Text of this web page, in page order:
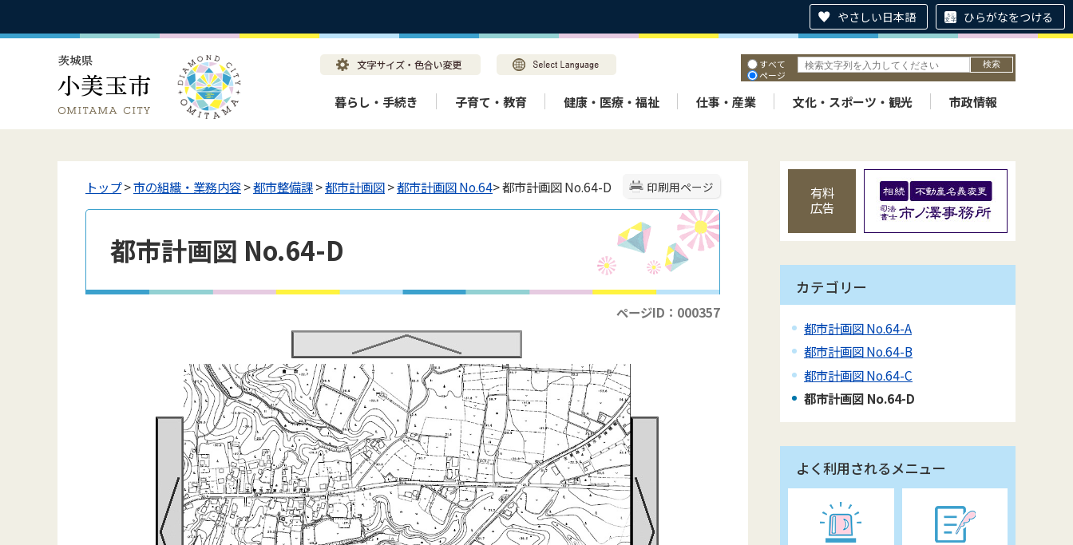
やさしい日本語 ひらがなをつける
すべて
ページ
暮らし・手続き 子育て・教育 健康・医療・福祉 仕事・産業 文化・スポーツ・観光 市政情報
印刷用ページ
トップ>市の組織・業務内容>都市整備課>都市計画図>都市計画図 No.64> 都市計画図 No.64-D
都市計画図 No.64-D
ページID：000357
有料
広告
カテゴリー
都市計画図 No.64-A
都市計画図 No.64-B
都市計画図 No.64-C
都市計画図 No.64-D
よく利用されるメニュー